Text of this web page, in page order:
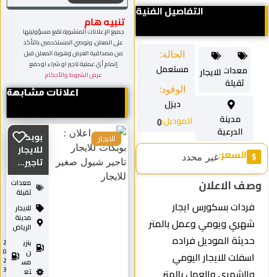
التفاصيل الفنية
الحالة:
مستعمل
الوقود:
ديزل
الموديل:0
مدينة
الدرعية
معدات
ثقيلة
للايجار
السعر:غير محدد
وصف الاعلان
فردات بسكورس ايجار
شهري ويومي وعمل بالمتر
حديثة الموديل فراده
اسفلت للايجار اليومي
تنبيه هام
جميع الإعلانات المنشورة تقع مسؤوليتها
على المعلن، ونوصي المستخدمين بالتأكد
من مصداقية العرض وهوية المعلن قبل
إتمام أي عملية تاجير او شراء او دفع
عرض الشروط والأحكام
اعلانات مشابهة
بوبكات
للايجار
تاجير...
معدات
ثقيلة
للايجار
مدينة
الرياض
بنزي
ن
مس
تع
2
0
2
3
للايجار